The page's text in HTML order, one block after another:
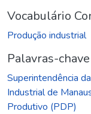
Vocabulário
Produção industrial
Palavras-chave
Superintendência
Industrial de
Produtivo (PDP)